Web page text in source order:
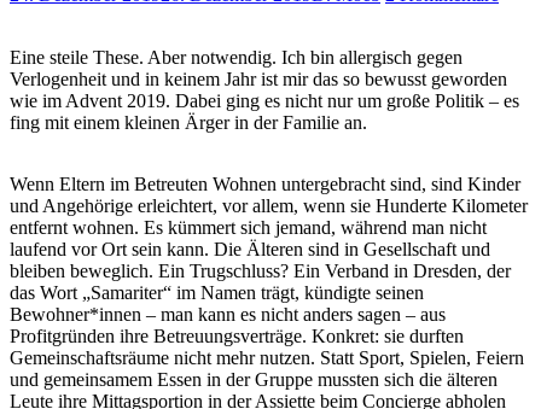
Eine steile These. Aber notwendig. Ich bin allergisch gegen
Verlogenheit und in keinem Jahr ist mir das so bewusst geworden
wie im Advent 2019. Dabei ging es nicht nur um große Politik – es
fing mit einem kleinen Ärger in der Familie an.
Wenn Eltern im Betreuten Wohnen untergebracht sind, sind Kinder
und Angehörige erleichtert, vor allem, wenn sie Hunderte Kilometer
entfernt wohnen. Es kümmert sich jemand, während man nicht
laufend vor Ort sein kann. Die Älteren sind in Gesellschaft und
bleiben beweglich. Ein Trugschluss? Ein Verband in Dresden, der
das Wort „Samariter“ im Namen trägt, kündigte seinen
Bewohner*innen – man kann es nicht anders sagen – aus
Profitgründen ihre Betreuungsverträge. Konkret: sie durften
Gemeinschaftsräume nicht mehr nutzen. Statt Sport, Spielen, Feiern
und gemeinsamem Essen in der Gruppe mussten sich die älteren
Leute ihre Mittagsportion in der Assiette beim Concierge abholen